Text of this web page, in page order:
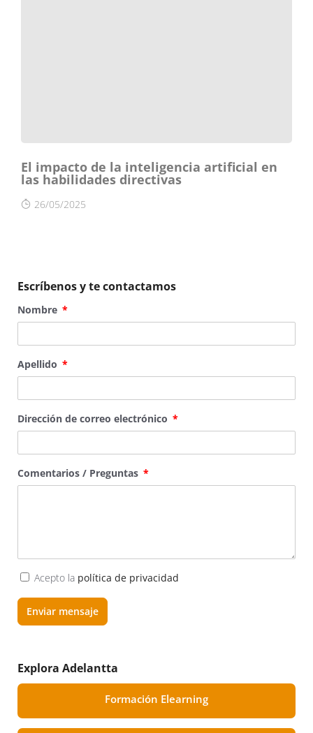
El impacto de la inteligencia artificial en
las habilidades directivas
26/05/2025
Escríbenos y te contactamos
Nombre
Apellido
Dirección de correo electrónico
Comentarios / Preguntas
Acepto la política de privacidad
Enviar mensaje
Explora Adelantta
Formación Elearning